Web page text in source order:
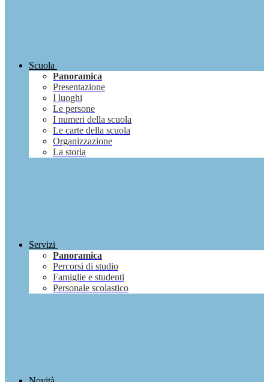
Scuola
Panoramica
Presentazione
I luoghi
Le persone
I numeri della scuola
Le carte della scuola
Organizzazione
La storia
Servizi
Panoramica
Percorsi di studio
Famiglie e studenti
Personale scolastico